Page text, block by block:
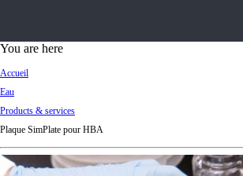
d
You are here
Accueil
Eau
Products & services
Plaque SimPlate pour HBA